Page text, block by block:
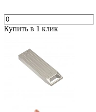
Купить в 1 клик